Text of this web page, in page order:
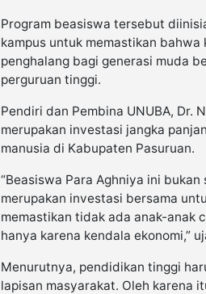
Program beasiswa tersebut
kampus untuk memastikan
penghalang bagi generasi muda
perguruan tinggi.
Pendiri dan Pembina UNUBA, Dr.
merupakan investasi jangka
manusia di Kabupaten Pasuruan.
“Beasiswa Para Aghniya ini
merupakan investasi bersama
memastikan tidak ada anak-anak
hanya karena kendala ekonomi,”
Menurutnya, pendidikan tinggi
lapisan masyarakat. Oleh karena